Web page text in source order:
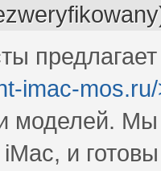
imac-
моделей. Мы
и